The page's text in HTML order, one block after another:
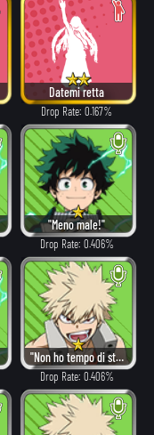
Datemi retta
Drop Rate: 0.167%
"Meno male!"
Drop Rate: 0.406%
"Non ho tempo di stare a lagnarmi."
Drop Rate: 0.406%